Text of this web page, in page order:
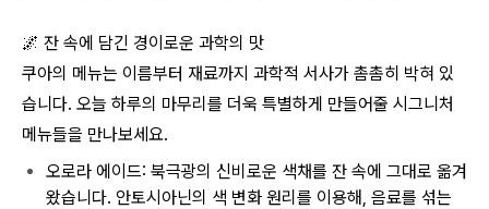
🌌 잔 속에 담긴 경이로운 과학의 맛
쿠아의 메뉴는 이름부터 재료까지 과학적 서사가 촘촘히 박혀 있
습니다. 오늘 하루의 마무리를 더욱 특별하게 만들어줄 시그니처
메뉴들을 만나보세요.
오로라 에이드: 북극광의 신비로운 색채를 잔 속에 그대로 옮겨
왔습니다. 안토시아닌의 색 변화 원리를 이용해, 음료를 섞는